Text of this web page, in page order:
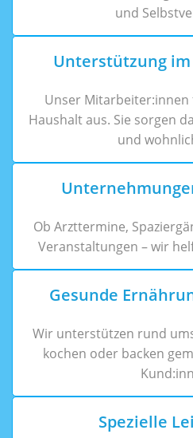
und
Unterstützung
Unser
Haushalt aus. Sie sorgen
und
Ob Arzttermine,
Veranstaltungen – wir
Gesunde
Wir unterstützen rund
kochen oder backen
Spezielle